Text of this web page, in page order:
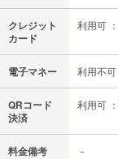
クレジット
カード
利用可
電子マネー 利用不可
QRコード
決済
利用可
料金備考 －